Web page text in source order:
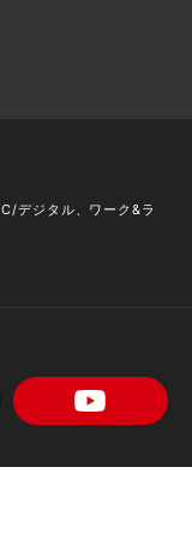
デジタル、ワーク&ラ